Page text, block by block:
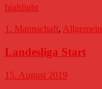
highlight
1. Mannschaft, Allgemein
Landesliga Start
15. August 2019